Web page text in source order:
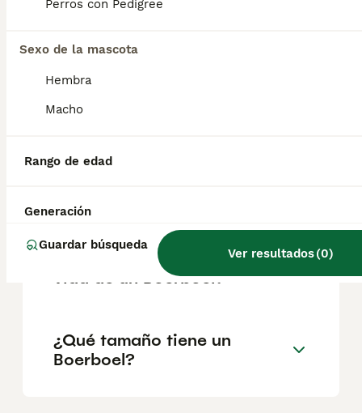
Perros con Pedigree
Sexo de la mascota
Hembra
Macho
Rango de edad
Generación
Guardar búsqueda
Ver resultados(0)
¿Cómo es el carácter de
¿Cuáles son las ventajas y
¿Cuál es la esperanza de
vida de un Boerboel?
¿Qué tamaño tiene un
Boerboel?